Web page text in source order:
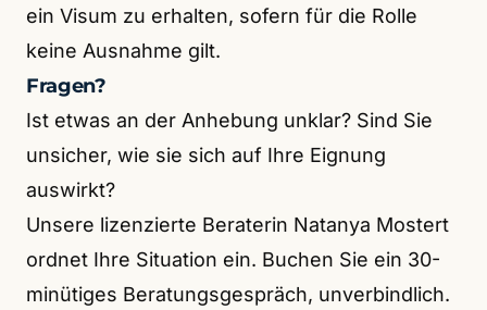
ein Visum zu erhalten, sofern für die Rolle
keine Ausnahme gilt.
Fragen?
Ist etwas an der Anhebung unklar? Sind Sie
unsicher, wie sie sich auf Ihre Eignung
auswirkt?
Unsere lizenzierte Beraterin Natanya Mostert
ordnet Ihre Situation ein. Buchen Sie ein 30-
minütiges Beratungsgespräch, unverbindlich.